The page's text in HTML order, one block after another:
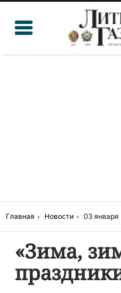
Главная Новости 03 января
«Зима,